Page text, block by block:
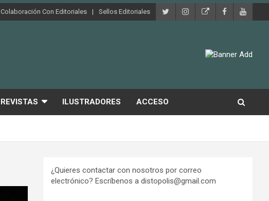
Colaboración Con Editoriales Sellos Editoriales
REVISTAS ILUSTRADORES ACCESO
¿Quieres contactar con nosotros por correo
electrónico? Escríbenos a distopolis@gmail.com